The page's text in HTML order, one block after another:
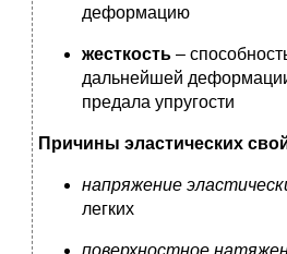
деформацию
жесткость –
дальнейшей
предала упругости
Причины эластических
напряжение
легких